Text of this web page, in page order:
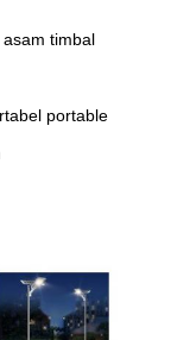
timbal
portable